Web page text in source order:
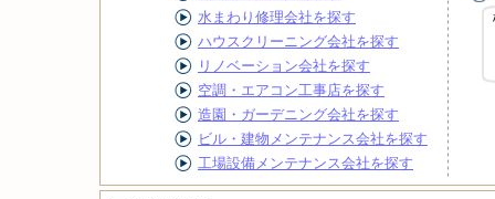
水まわり修理会社を探す
ハウスクリーニング会社を探す
リノベーション会社を探す
空調・エアコン工事店を探す
造園・ガーデニング会社を探す
ビル・建物メンテナンス会社を探す
工場設備メンテナンス会社を探す